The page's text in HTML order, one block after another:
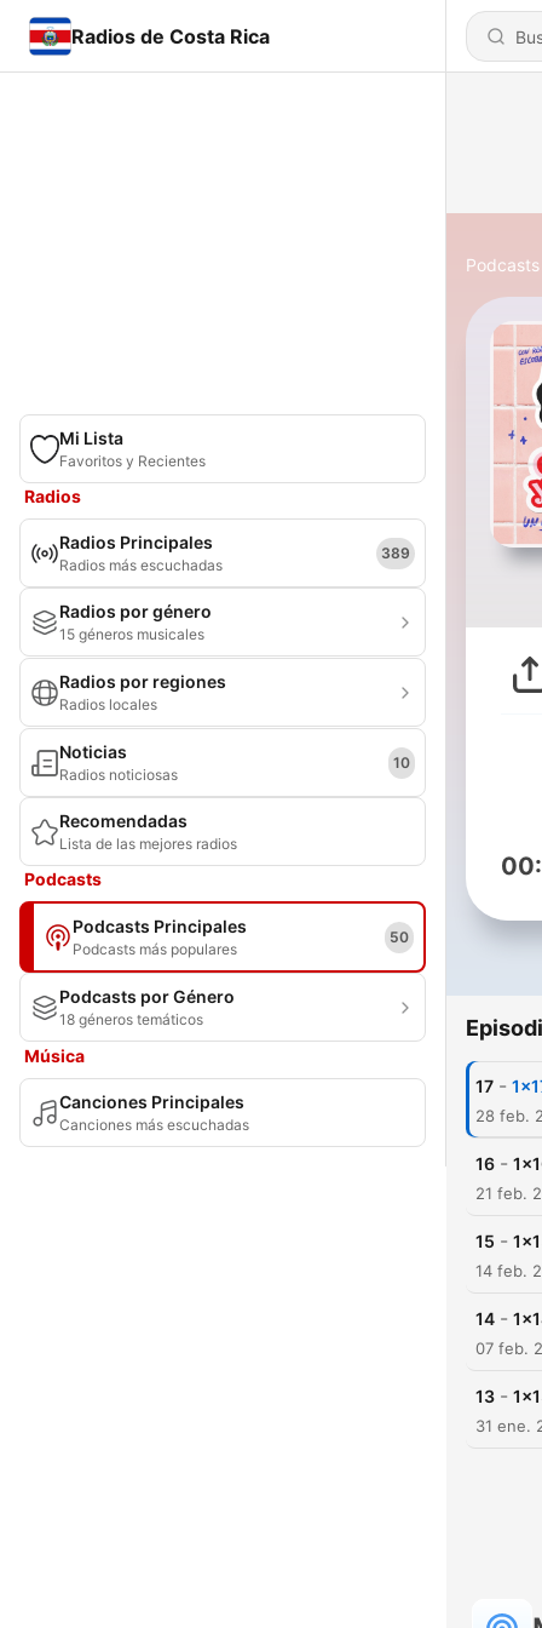
Radios de Costa Rica
Mi Lista
Favoritos y Recientes
Radios
Radios Principales
Radios más escuchadas
389
Radios por género
15 géneros musicales
Radios por regiones
Radios locales
Noticias
Radios noticiosas
10
Recomendadas
Lista de las mejores radios
Podcasts
Podcasts Principales
Podcasts más populares
50
Podcasts por Género
18 géneros temáticos
Música
Canciones Principales
Canciones más escuchadas
Podcasts
17 -
28 feb.
16 -
21 feb.
15 -
14 feb.
14 -
07 feb.
13 -
31 ene.